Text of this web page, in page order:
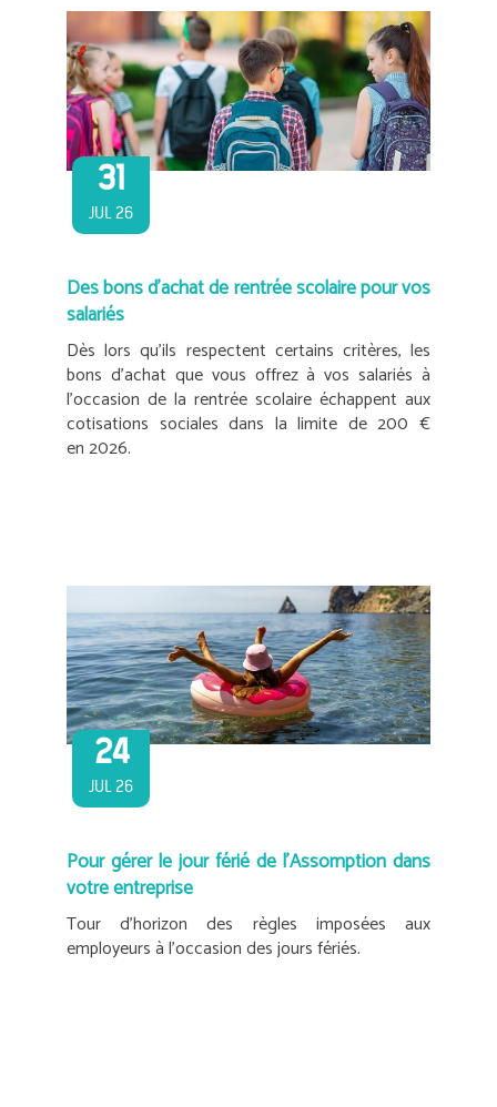
31
JUL 26
Des bons d’achat de rentrée scolaire pour vos
salariés
Dès lors qu’ils respectent certains critères, les
bons d’achat que vous offrez à vos salariés à
l’occasion de la rentrée scolaire échappent aux
cotisations sociales dans la limite de 200 €
en 2026.
24
JUL 26
Pour gérer le jour férié de l’Assomption dans
votre entreprise
Tour d’horizon des règles imposées aux
employeurs à l’occasion des jours fériés.